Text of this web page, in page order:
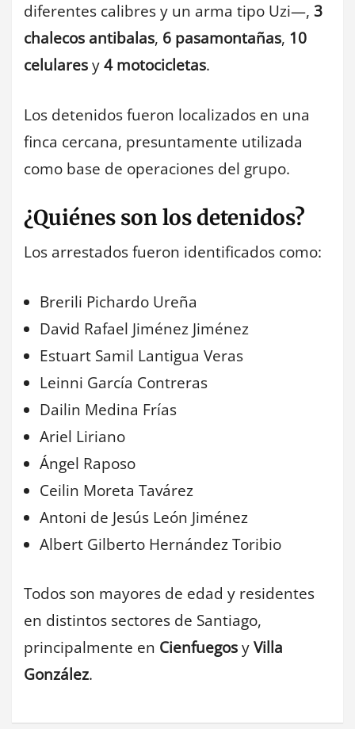
diferentes calibres y un arma tipo Uzi—, 3
chalecos antibalas, 6 pasamontañas, 10
celularesy4 motocicletas.
Los detenidos fueron localizados en una
finca cercana, presuntamente utilizada
como base de operaciones del grupo.
¿Quiénes son los detenidos?
Los arrestados fueron identificados como:
Brerili Pichardo Ureña
David Rafael Jiménez Jiménez
Estuart Samil Lantigua Veras
Leinni García Contreras
Dailin Medina Frías
Ariel Liriano
Ángel Raposo
Ceilin Moreta Tavárez
Antoni de Jesús León Jiménez
Albert Gilberto Hernández Toribio
Todos son mayores de edad y residentes
en distintos sectores de Santiago,
principalmente en CienfuegosyVilla
González.